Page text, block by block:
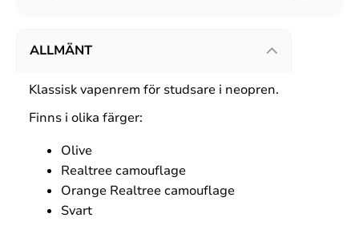
ALLMÄNT
Klassisk vapenrem för studsare i neopren.
Finns i olika färger:
Olive
Realtree camouflage
Orange Realtree camouflage
Svart